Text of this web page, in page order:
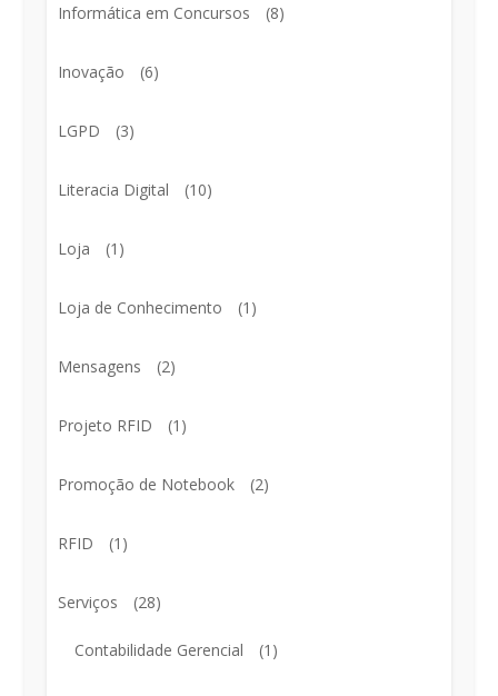
Informática em Concursos (8)
Inovação (6)
LGPD (3)
Literacia Digital (10)
Loja (1)
Loja de Conhecimento (1)
Mensagens (2)
Projeto RFID (1)
Promoção de Notebook (2)
RFID (1)
Serviços (28)
Contabilidade Gerencial (1)